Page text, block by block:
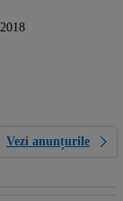
2018
Vezi anunțurile